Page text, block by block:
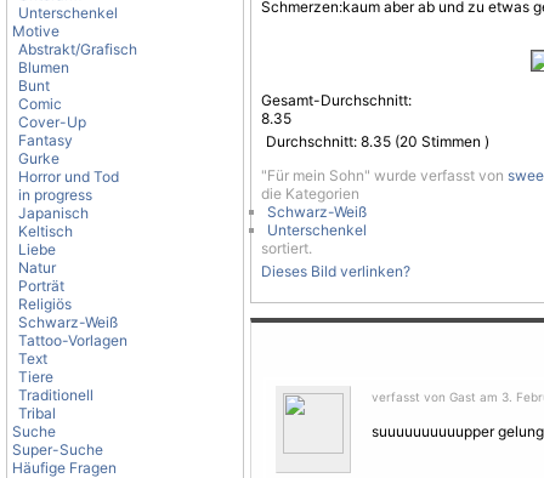
Unterschenkel
Motive
Abstrakt/Grafisch
Blumen
Bunt
Comic
Cover-Up
Fantasy
Gurke
Horror und Tod
in progress
Japanisch
Keltisch
Liebe
Natur
Porträt
Religiös
Schwarz-Weiß
Tattoo-Vorlagen
Text
Tiere
Traditionell
Tribal
Suche
Super-Suche
Häufige Fragen
Schmerzen:kaum aber ab und zu etwas
Gesamt-Durchschnitt:
8.35
Durchschnitt: 8.35 (20 Stimmen )
"Für mein Sohn" wurde verfasst von
die Kategorien
Schwarz-Weiß
Unterschenkel
sortiert.
Dieses Bild verlinken?
verfasst von Gast am 3.
suuuuuuuuuupper